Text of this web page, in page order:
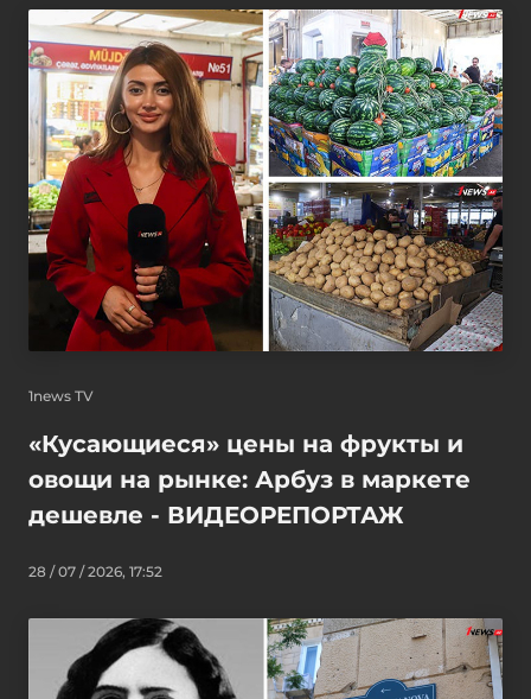
1news TV
«Кусающиеся» цены на фрукты и
овощи на рынке: Арбуз в маркете
дешевле - ВИДЕОРЕПОРТАЖ
28 / 07 / 2026, 17:52